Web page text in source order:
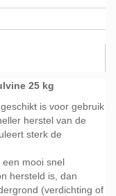
25 kg
is voor gebruik
herstel van de
sterk de
mooi snel
hersteld is, dan
(verdichting of